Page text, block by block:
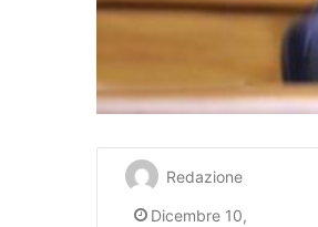
Redazione
Dicembre 10,